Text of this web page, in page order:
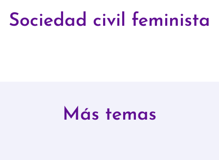
Sociedad civil feminista
Más temas